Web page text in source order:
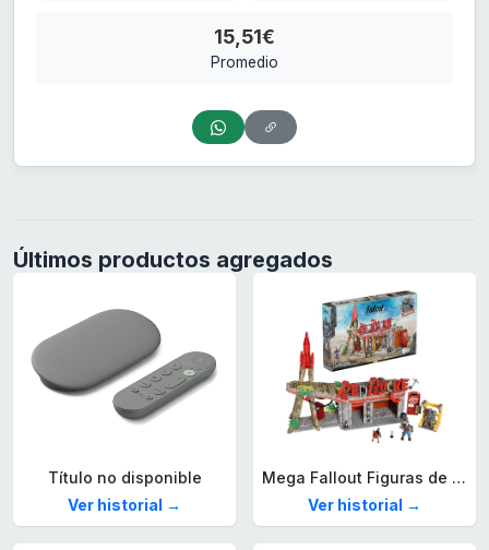
15,51€
Promedio
Últimos productos agregados
Título no disponible
Ver historial →
Mega Fallout Figuras de acción y Juguetes de construcción, Parada de Camiones Red Rocket con 824 Piezas, 2 Personajes articulados y Accesorios, para coleccionistas, HXT00
Ver historial →